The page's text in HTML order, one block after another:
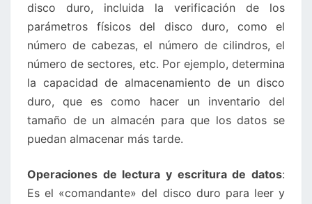
disco duro, incluida la verificación de los
parámetros físicos del disco duro, como el
número de cabezas, el número de cilindros, el
número de sectores, etc. Por ejemplo, determina
la capacidad de almacenamiento de un disco
duro, que es como hacer un inventario del
tamaño de un almacén para que los datos se
puedan almacenar más tarde.
Operaciones de lectura y escritura de datos:
Es el «comandante» del disco duro para leer y